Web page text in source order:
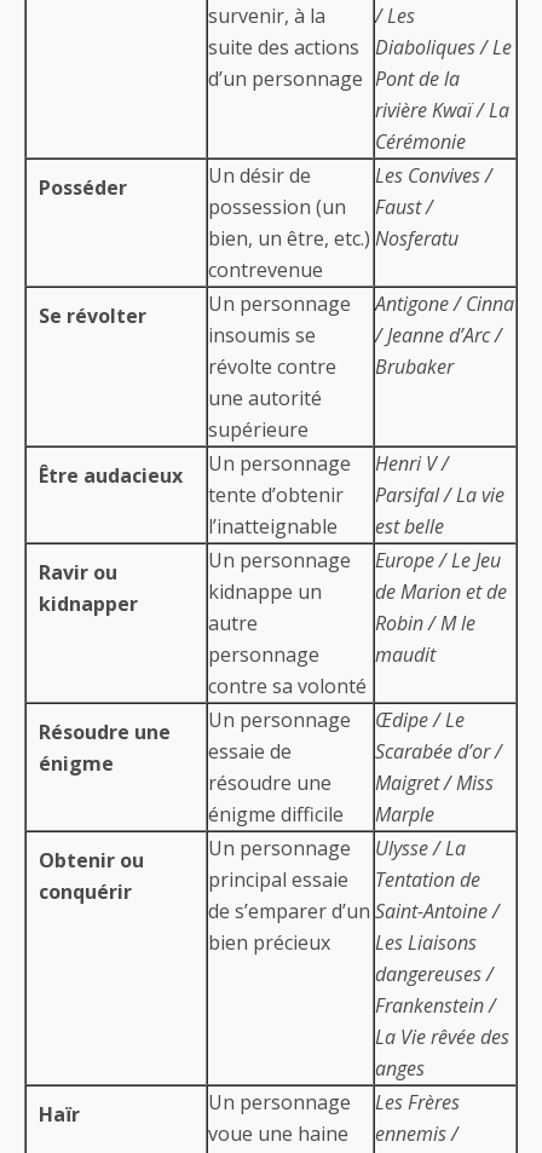
survenir, à la
suite des actions
d’un personnage
/ Les
Diaboliques / Le
Pont de la
rivière Kwaï / La
Cérémonie
Posséder
Un désir de
possession (un
bien, un être, etc.)
contrevenue
Les Convives /
Faust /
Nosferatu
Se révolter
Un personnage
insoumis se
révolte contre
une autorité
supérieure
Antigone / Cinna
/ Jeanne d’Arc /
Brubaker
Être audacieux
Un personnage
tente d’obtenir
l’inatteignable
Henri V /
Parsifal / La vie
est belle
Ravir ou
kidnapper
Un personnage
kidnappe un
autre
personnage
contre sa volonté
Europe / Le Jeu
de Marion et de
Robin / M le
maudit
Résoudre une
énigme
Un personnage
essaie de
résoudre une
énigme difficile
Œdipe / Le
Scarabée d’or /
Maigret / Miss
Marple
Obtenir ou
conquérir
Un personnage
principal essaie
de s’emparer d’un
bien précieux
Ulysse / La
Tentation de
Saint-Antoine /
Les Liaisons
dangereuses /
Frankenstein /
La Vie rêvée des
anges
Haïr
Un personnage
voue une haine
Les Frères
ennemis /